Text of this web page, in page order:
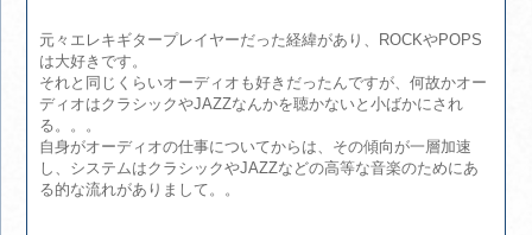
元々エレキギタープレイヤーだった経緯があり、ROCKやPOPS
は大好きです。
それと同じくらいオーディオも好きだったんですが、何故かオー
ディオはクラシックやJAZZなんかを聴かないと小ばかにされ
る。。。
自身がオーディオの仕事についてからは、その傾向が一層加速
し、システムはクラシックやJAZZなどの高等な音楽のためにあ
る的な流れがありまして。。